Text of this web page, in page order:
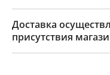
Доставка
присутствия